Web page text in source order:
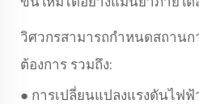
วิศวกรสามารถกำหนดสถาน
ต้องการ รวมถึง:
● การเปลี่ยนแปลงแรงดันไฟ